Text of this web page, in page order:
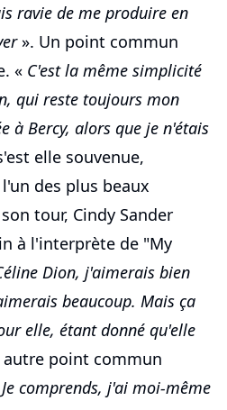
ravie de me produire en
». Un point commun
« C'est la même simplicité
qui reste toujours mon
à Bercy, alors que je n'étais
elle souvenue,
des plus beaux
tour, Cindy Sander
à l'interprète de "My
Dion, j'aimerais bien
beaucoup. Mais ça
elle, étant donné qu'elle
autre point commun
Je comprends, j'ai moi-même